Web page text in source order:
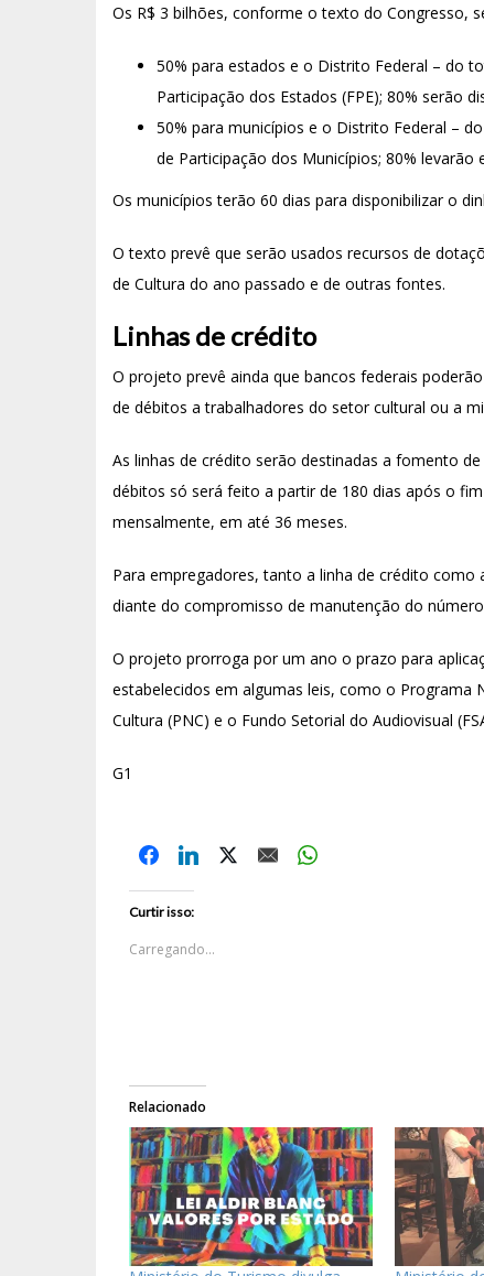
Os R$ 3 bilhões, conforme o texto do Congresso,
50% para estados e o Distrito Federal – do
Participação dos Estados (FPE); 80% serão
50% para municípios e o Distrito Federal –
de Participação dos Municípios; 80% levarão
Os municípios terão 60 dias para disponibilizar o
O texto prevê que serão usados recursos de
de Cultura do ano passado e de outras fontes.
Linhas de crédito
O projeto prevê ainda que bancos federais
de débitos a trabalhadores do setor cultural ou a
As linhas de crédito serão destinadas a fomento
débitos só será feito a partir de 180 dias após o
mensalmente, em até 36 meses.
Para empregadores, tanto a linha de crédito como
diante do compromisso de manutenção do
O projeto prorroga por um ano o prazo para
estabelecidos em algumas leis, como o Programa
Cultura (PNC) e o Fundo Setorial do Audiovisual
G1
Curtir isso:
Carregando...
Relacionado